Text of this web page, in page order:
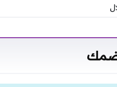
ضمك